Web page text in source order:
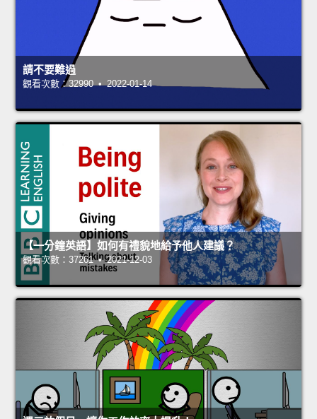
請不要難過
觀看次數：32990 • 2022-01-14
【一分鐘英語】如何有禮貌地給予他人建議？
觀看次數：37261 • 2021-12-03